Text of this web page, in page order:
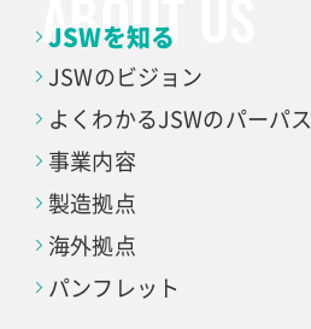
JSWを知る
JSWのビジョン
よくわかるJSWのパーパス
事業内容
製造拠点
海外拠点
パンフレット